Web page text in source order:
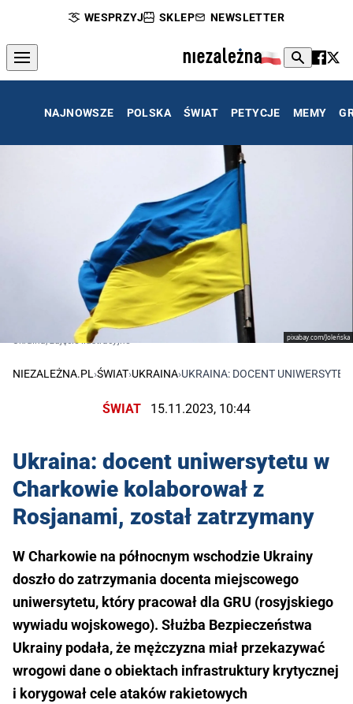
WESPRZYJ SKLEP NEWSLETTER
NAJNOWSZE POLSKA ŚWIAT PETYCJE MEMY
pixabay.com/Joleńska
Ukraina, zdjęcie ilustracyjne
NIEZALEŻNA.PL ›ŚWIAT›UKRAINA›UKRAINA: DOCENT
ŚWIAT 15.11.2023, 10:44
Ukraina: docent uniwersytetu w
Charkowie kolaborował z
Rosjanami, został zatrzymany
W Charkowie na północnym wschodzie Ukrainy
doszło do zatrzymania docenta miejscowego
uniwersytetu, który pracował dla GRU (rosyjskiego
wywiadu wojskowego). Służba Bezpieczeństwa
Ukrainy podała, że mężczyzna miał przekazywać
wrogowi dane o obiektach infrastruktury krytycznej
i korygował cele ataków rakietowych